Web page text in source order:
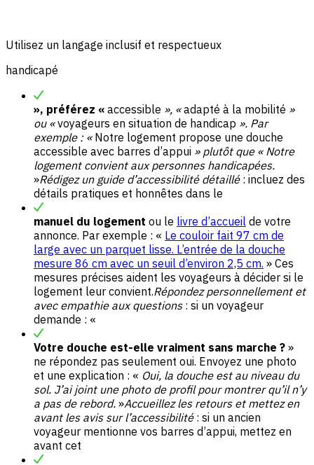
Utilisez un langage inclusif et respectueux
handicapé
», préférez « accessible », «adapté à la mobilité »
ou «voyageurs en situation de handicap ». Par
exemple : « Notre logement propose une douche
accessible avec barres d’appui » plutôt que « Notre
logement convient aux personnes handicapées.
»Rédigez un guide d’accessibilité détaillé: incluez des
détails pratiques et honnêtes dans le
manuel du logement ou le livre d’accueil de votre
annonce. Par exemple : « Le couloir fait 97 cm de
large avec un parquet lisse. L’entrée de la douche
mesure 86 cm avec un seuil d’environ 2,5 cm. » Ces
mesures précises aident les voyageurs à décider si le
logement leur convient.Répondez personnellement et
avec empathie aux questions: si un voyageur
demande : «
Votre douche est-elle vraiment sans marche ? »
ne répondez pas seulement oui. Envoyez une photo
et une explication : « Oui, la douche est au niveau du
sol. J’ai joint une photo de profil pour montrer qu’il n’y
a pas de rebord. »Accueillez les retours et mettez en
avant les avis sur l’accessibilité: si un ancien
voyageur mentionne vos barres d’appui, mettez en
avant cet